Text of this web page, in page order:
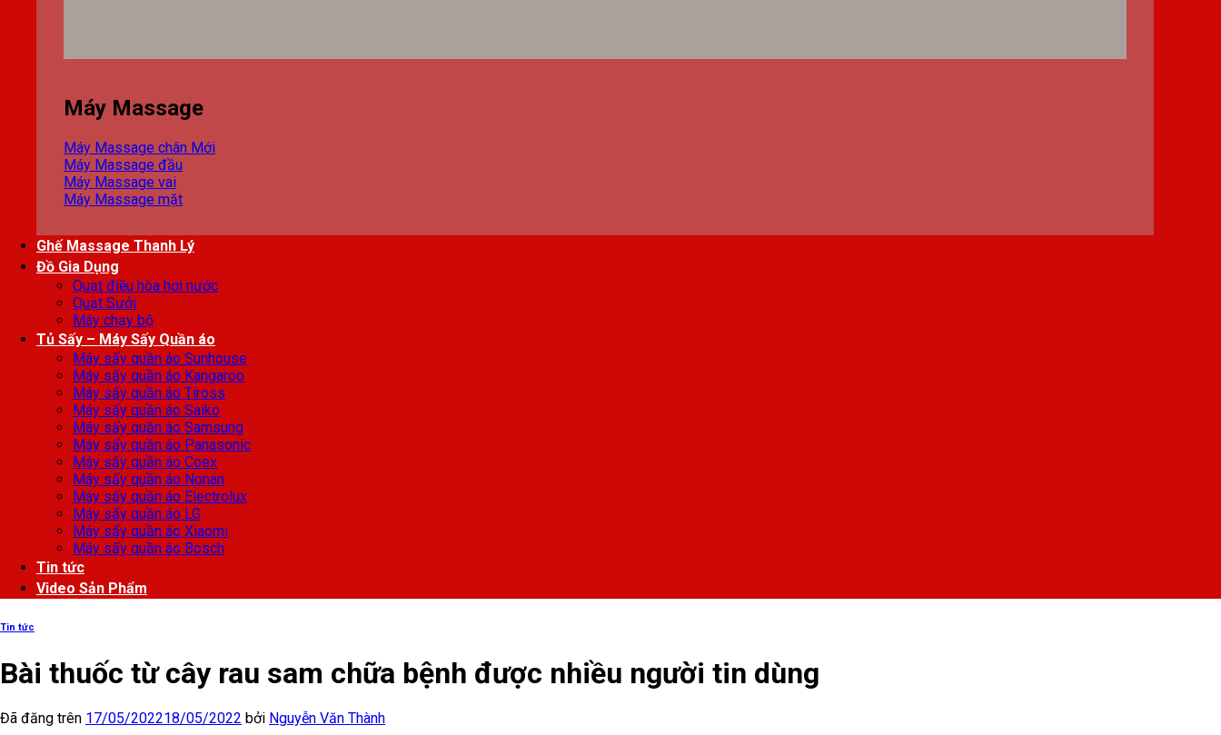
Máy Massage
Máy Massage chân
Máy Massage đầu
Máy Massage vai
Máy Massage mặt
Ghế Massage Thanh Lý
Đồ Gia Dụng
Quạt điều hòa hơi nước
Quạt Sưởi
Máy chạy bộ
Tủ Sấy – Máy Sấy Quần áo
Máy sấy quần áo Sunhouse
Máy sấy quần áo Kangaroo
Máy sấy quần áo Tiross
Máy sấy quần áo Saiko
Máy sấy quần áo Samsung
Máy sấy quần áo Panasonic
Máy sấy quần áo Coex
Máy sấy quần áo Nonan
Máy sấy quần áo Electrolux
Máy sấy quần áo LG
Máy sấy quần áo Xiaomi
Máy sấy quần áo Bosch
Tin tức
Video Sản Phẩm
Tin tức
Bài thuốc từ cây rau sam chữa bệnh được nhiều người tin dùng
Đã đăng trên 17/05/202218/05/2022 bởi Nguyễn Văn Thành